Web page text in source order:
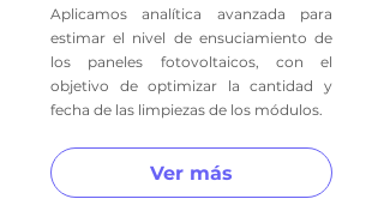
Aplicamos analítica avanzada para
estimar el nivel de ensuciamiento de
los paneles fotovoltaicos, con el
objetivo de optimizar la cantidad y
fecha de las limpiezas de los módulos.
Ver más